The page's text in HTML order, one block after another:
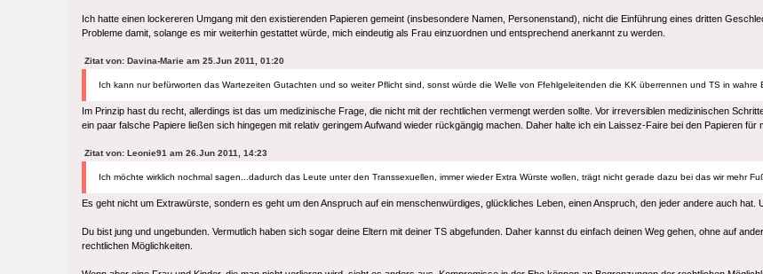
Ich hatte einen lockereren Umgang mit den existierenden Papieren gemeint (insbesondere Namen, Personenstand), nicht die Einführung eines dritten
Probleme damit, solange es mir weiterhin gestattet würde, mich eindeutig als Frau einzuordnen und entsprechend anerkannt zu werden.
Zitat von: Davina-Marie am 25.Jun 2011, 01:20
Ich kann nur befürworten das Wartezeiten Gutachten und so weiter Pflicht sind, sonst würde die Welle von Ffehlgeleitenden die KK überrennen und TS in wahre
Im Prinzip hast du recht, allerdings ist das um medizinische Frage, die nicht mit der rechtlichen vermengt werden sollte. Vor irreversiblen medizinischen
ein paar falsche Papiere ließen sich hingegen mit relativ geringem Aufwand wieder rückgängig machen. Daher halte ich ein Laissez-Faire bei den Papieren für
Zitat von: Leonie91 am 26.Jun 2011, 14:23
Ich möchte wirklich nochmal sagen...dadurch das Leute unter den Transsexuellen, immer wieder Extra Würste wollen, trägt nicht gerade dazu bei das wir mehr
Es geht nicht um Extrawürste, sondern es geht um den Anspruch auf ein menschenwürdiges, glückliches Leben, einen Anspruch, den jeder andere auch hat.
Du bist jung und ungebunden. Vermutlich haben sich sogar deine Eltern mit deiner TS abgefunden. Daher kannst du einfach deinen Weg gehen, ohne auf
rechtlichen Möglichkeiten.